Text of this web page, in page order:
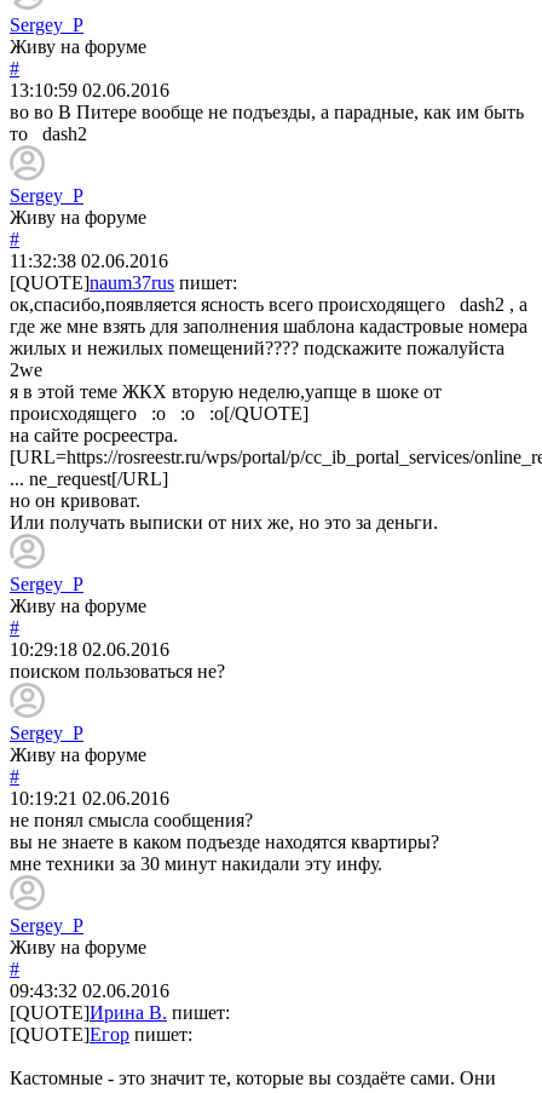
Sergey_P
Живу на форуме
#
13:10:59 02.06.2016
во во В Питере вообще не подъезды, а парадные, как им быть
то dash2
Sergey_P
Живу на форуме
#
11:32:38 02.06.2016
[QUOTE]naum37rus пишет:
ок,спасибо,появляется ясность всего происходящего dash2 , а
где же мне взять для заполнения шаблона кадастровые номера
жилых и нежилых помещений???? подскажите пожалуйста
2we
я в этой теме ЖКХ вторую неделю,уапще в шоке от
происходящего :o :o :o[/QUOTE]
на сайте росреестра.
[URL=https://rosreestr.ru/wps/portal/p/cc_ib_portal_services/
... ne_request[/URL]
но он кривоват.
Или получать выписки от них же, но это за деньги.
Sergey_P
Живу на форуме
#
10:29:18 02.06.2016
поиском пользоваться не?
Sergey_P
Живу на форуме
#
10:19:21 02.06.2016
не понял смысла сообщения?
вы не знаете в каком подъезде находятся квартиры?
мне техники за 30 минут накидали эту инфу.
Sergey_P
Живу на форуме
#
09:43:32 02.06.2016
[QUOTE]Ирина В. пишет:
[QUOTE]Егор пишет:
Кастомные - это значит те, которые вы создаёте сами. Они